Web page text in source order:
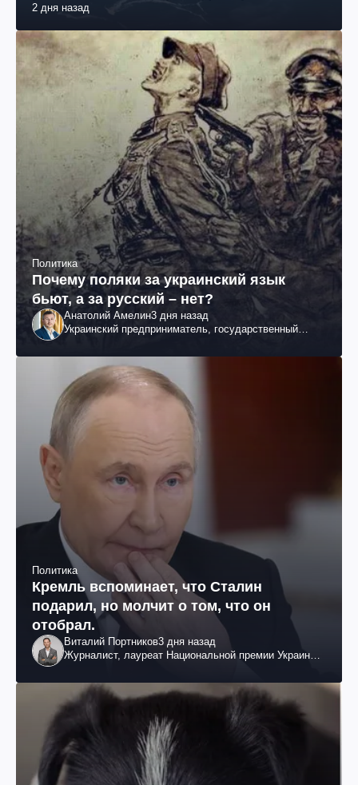
2 дня назад
Политика
Почему поляки за украинский язык
бьют, а за русский – нет?
Анатолий Амелин3 дня назад
Украинский предприниматель, государственный
Политика
Кремль вспоминает, что Сталин
подарил, но молчит о том, что он
отобрал.
Виталий Портников3 дня назад
Журналист, лауреат Национальной премии Украины